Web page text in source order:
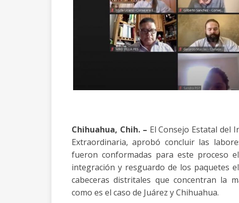
Chihuahua, Chih. – El Consejo Estatal del
Extraordinaria, aprobó concluir las
fueron conformadas para este proceso
integración y resguardo de los paquetes
cabeceras distritales que concentran la
como es el caso de Juárez y Chihuahua.